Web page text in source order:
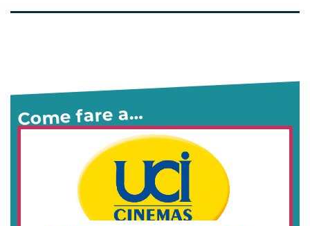
Come fare a…